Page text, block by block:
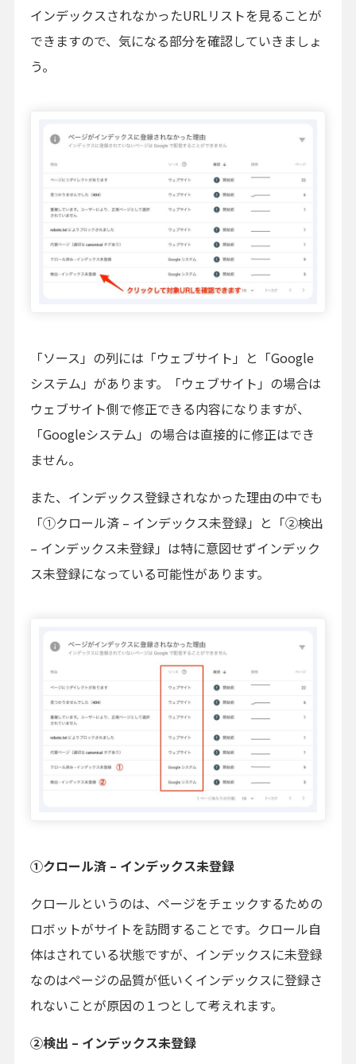
インデックスされなかったURLリストを見ることが
できますので、気になる部分を確認していきましょ
う。
「ソース」の列には「ウェブサイト」と「Google
システム」があります。「ウェブサイト」の場合は
ウェブサイト側で修正できる内容になりますが、
「Googleシステム」の場合は直接的に修正はでき
ません。
また、インデックス登録されなかった理由の中でも
「①クロール済 – インデックス未登録」と「②検出
– インデックス未登録」は特に意図せずインデック
ス未登録になっている可能性があります。
①クロール済 – インデックス未登録
クロールというのは、ページをチェックするための
ロボットがサイトを訪問することです。クロール自
体はされている状態ですが、インデックスに未登録
なのはページの品質が低いくインデックスに登録さ
れないことが原因の１つとして考えれます。
②検出 – インデックス未登録